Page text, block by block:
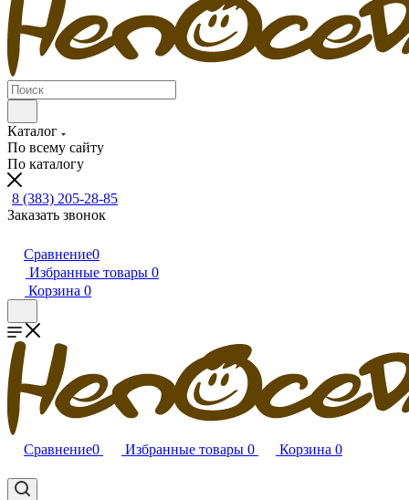
Каталог
По всему сайту
По каталогу
8 (383) 205-28-85
Заказать звонок
Сравнение0
Избранные товары 0
Корзина 0
Сравнение0 Избранные товары 0 Корзина 0